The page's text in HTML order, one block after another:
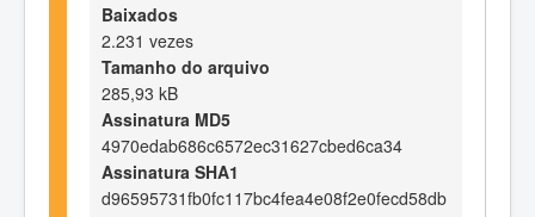
Baixados
2.231 vezes
Tamanho do arquivo
285,93 kB
Assinatura MD5
4970edab686c6572ec31627cbed6ca34
Assinatura SHA1
d96595731fb0fc117bc4fea4e08f2e0fecd58db